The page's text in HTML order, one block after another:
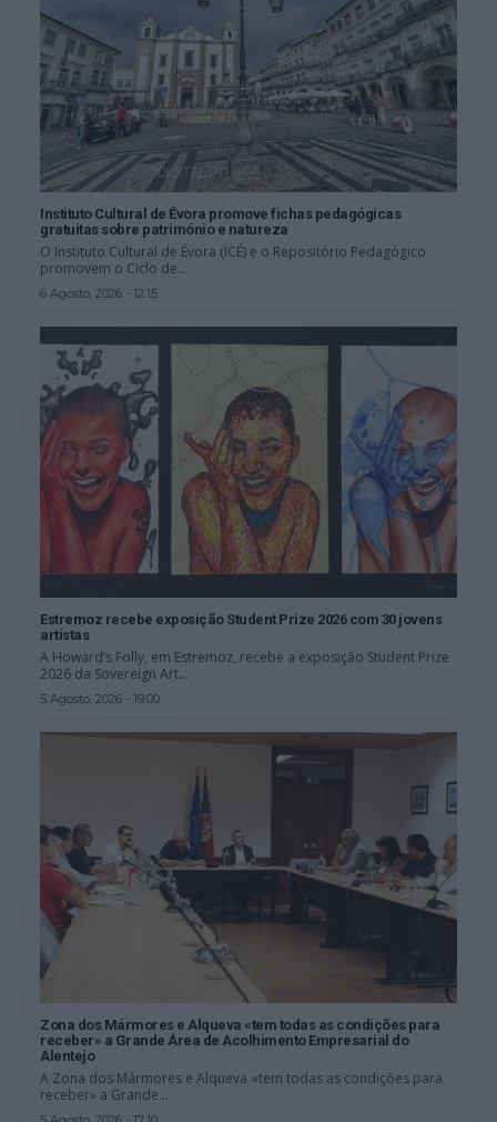
Instituto Cultural de Évora promove fichas pedagógicas
gratuitas sobre património e natureza
O Instituto Cultural de Évora (ICÉ) e o Repositório Pedagógico
promovem o Ciclo de...
6 Agosto, 2026 - 12:15
Estremoz recebe exposição Student Prize 2026 com 30 jovens
artistas
A Howard’s Folly, em Estremoz, recebe a exposição Student Prize
2026 da Sovereign Art...
5 Agosto, 2026 - 19:00
Zona dos Mármores e Alqueva «tem todas as condições para
receber» a Grande Área de Acolhimento Empresarial do
Alentejo
A Zona dos Mármores e Alqueva «tem todas as condições para
receber» a Grande...